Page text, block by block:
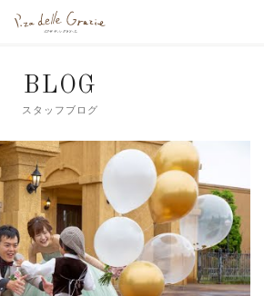
BLOG
スタッフブログ